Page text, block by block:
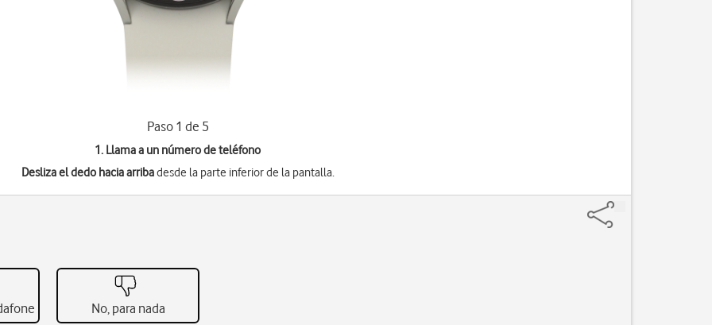
Paso 1 de 5
1. Llama a un número de teléfono
Desliza el dedo hacia arribadesde la parte inferior de la pantalla.
No, para nada